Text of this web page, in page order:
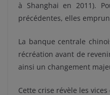
à Shanghai en 2011).
précédentes, elles
La banque centrale
récréation avant de
ainsi un changement
Cette crise révèle les